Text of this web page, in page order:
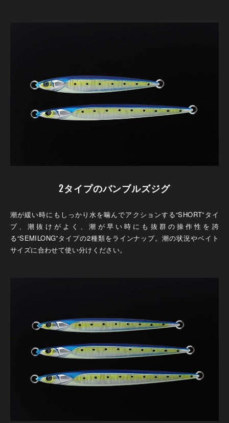
2タイプのバンブルズジグ
潮が緩い時にもしっかり水を噛んでアクションする“SHORT”タイ
プ、潮抜けがよく、潮が早い時にも抜群の操作性を誇
る“SEMILONG”タイプの2種類をラインナップ。潮の状況やベイト
サイズに合わせて使い分けください。